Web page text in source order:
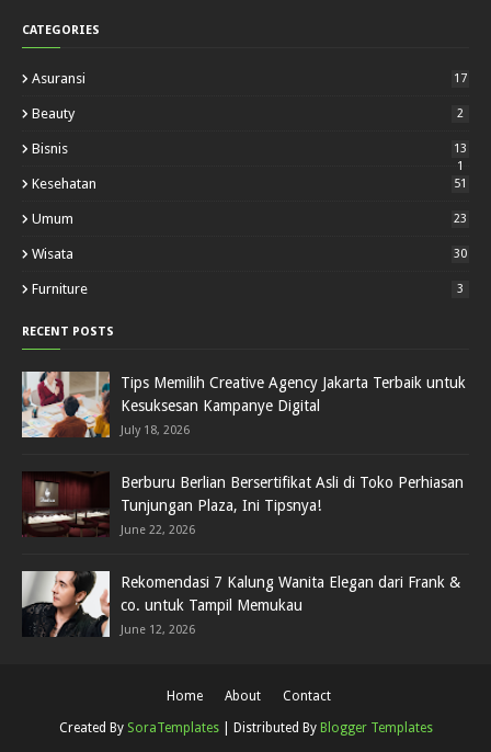
CATEGORIES
Asuransi 17
Beauty 2
Bisnis
13
1
Kesehatan 51
Umum 23
Wisata 30
Furniture 3
RECENT POSTS
Tips Memilih Creative Agency Jakarta Terbaik untuk
Kesuksesan Kampanye Digital
July 18, 2026
Berburu Berlian Bersertifikat Asli di Toko Perhiasan
Tunjungan Plaza, Ini Tipsnya!
June 22, 2026
Rekomendasi 7 Kalung Wanita Elegan dari Frank &
co. untuk Tampil Memukau
June 12, 2026
Home About Contact
Created By SoraTemplates| Distributed By Blogger Templates